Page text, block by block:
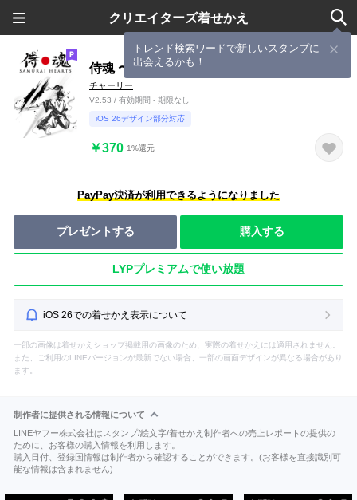
クリエイターズ着せかえ
トレンド検索ワードで新しいスタンプに
出会えるかも！
侍魂 〜SAMURAI HEARTS〜
チャーリー
V2.53 / 有効期間 - 期限なし
iOS 26デザイン部分対応
￥370 1%還元
PayPay決済が利用できるようになりました
プレゼントする 購入する
LYPプレミアムで使い放題
iOS 26での着せかえ表示について
一部の画像は着せかえショップ掲載用の画像のため、実際の着せかえには適用されません。
また、ご利用のLINEバージョンが最新でない場合、一部の画面デザインが異なる場合があり
ます。
制作者に提供される情報について
LINEヤフー株式会社はスタンプ/絵文字/着せかえ制作者への売上レポートの提供の
ために、お客様の購入情報を利用します。
購入日付、登録国情報は制作者から確認することができます。(お客様を直接識別可
能な情報は含まれません)